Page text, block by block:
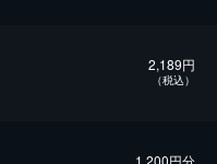
2,189円
（税込）